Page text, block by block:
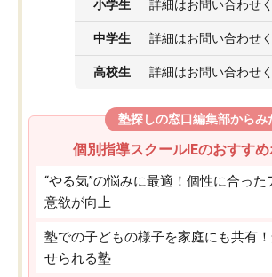
小学生 詳細はお問い合わせ
中学生 詳細はお問い合わせ
高校生 詳細はお問い合わせ
塾探しの窓口編集部からみ
個別指導スクールIEのおすすめ
“やる気”の悩みに最適！個性に合っ
意欲が向上
塾での子どもの様子を家庭にも共有
せられる塾